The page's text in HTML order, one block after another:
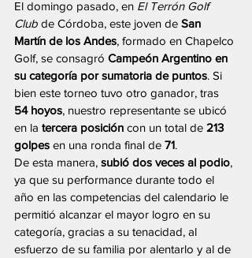
El domingo pasado, en El Terrón Golf
Club de Córdoba, este joven de San
Martín de los Andes, formado en Chapelco
Golf, se consagró Campeón Argentino en
su categoría por sumatoria de puntos. Si
bien este torneo tuvo otro ganador, tras
54 hoyos, nuestro representante se ubicó
en la tercera posición con un total de 213
golpes en una ronda final de 71.
De esta manera, subió dos veces al podio,
ya que su performance durante todo el
año en las competencias del calendario le
permitió alcanzar el mayor logro en su
categoría, gracias a su tenacidad, al
esfuerzo de su familia por alentarlo y al de